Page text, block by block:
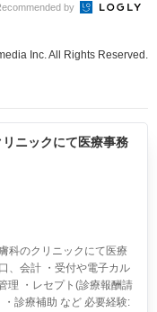
by
Inc. All Rights Reserved.
ニックにて医療事務
科のクリニックにて医療
、会計 ・受付や電子カル
理 ・レセプト(診療報酬請
診療補助 など 必要経験: